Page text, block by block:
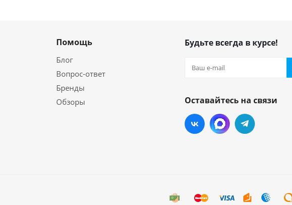
Помощь
Блог
Вопрос-ответ
Бренды
Обзоры
Будьте всегда в курсе!
Оставайтесь на связи